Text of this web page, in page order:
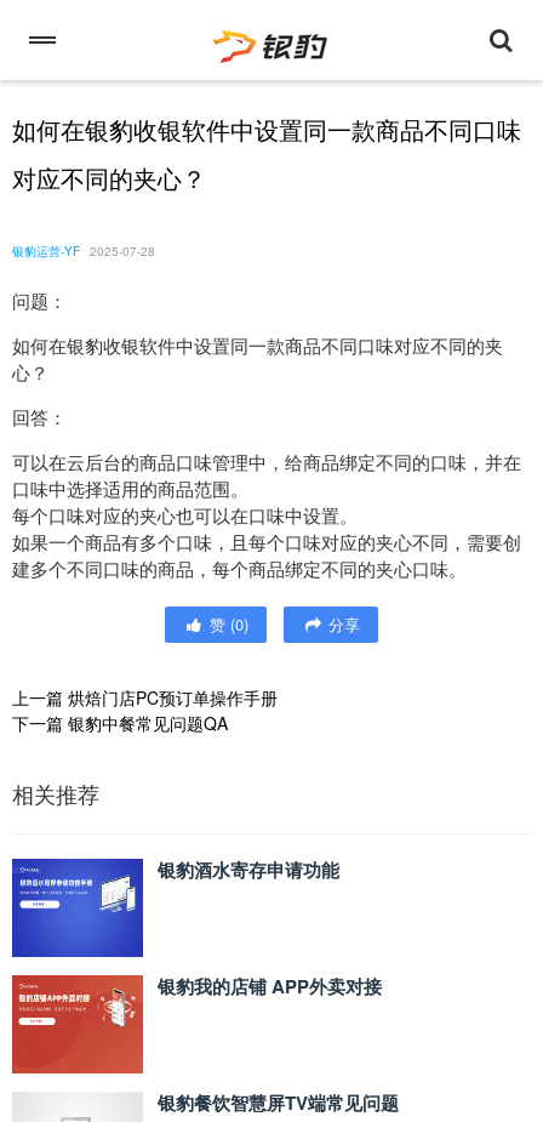
如何在银豹收银软件中设置同一款商品不同口味
对应不同的夹心？
银豹运营-YF 2025-07-28
问题：
如何在银豹收银软件中设置同一款商品不同口味对应不同的夹
心？
回答：
可以在云后台的商品口味管理中，给商品绑定不同的口味，并在
口味中选择适用的商品范围。
每个口味对应的夹心也可以在口味中设置。
如果一个商品有多个口味，且每个口味对应的夹心不同，需要创
建多个不同口味的商品，每个商品绑定不同的夹心口味。
赞 (0) 分享
上一篇 烘焙门店PC预订单操作手册
下一篇 银豹中餐常见问题QA
相关推荐
银豹酒水寄存申请功能
银豹我的店铺 APP外卖对接
银豹餐饮智慧屏TV端常见问题